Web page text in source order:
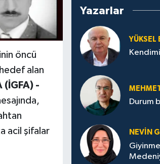
öncü
alan
(İGFA) -
acil şifalar
Yazarlar
YÜKSEL
Durum
NEVİN